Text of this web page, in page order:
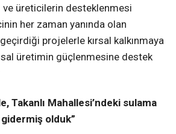
ve üreticilerin desteklenmesi
her zaman yanında olan
projelerle kırsal kalkınmaya
üretimin güçlenmesine destek
Takanlı Mahallesi’ndeki sulama
gidermiş olduk”